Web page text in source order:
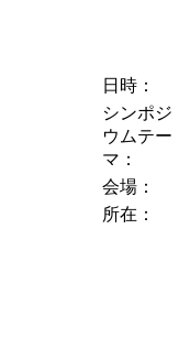
日時：
シンポジ
ウムテー
マ：
会場：
所在：